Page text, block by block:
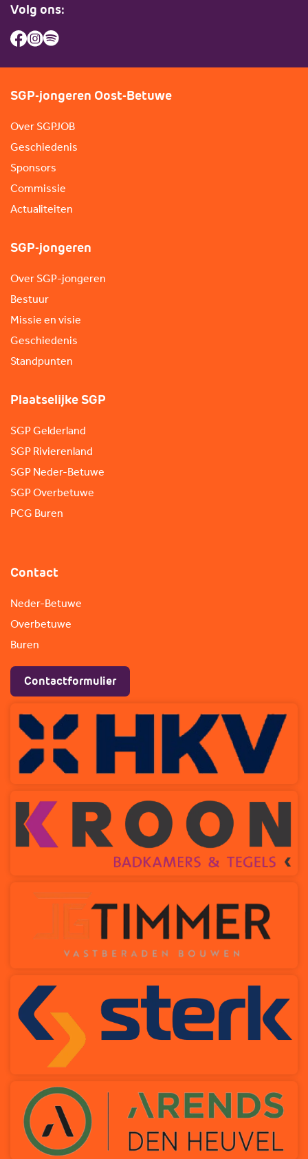
Volg ons:
SGP-jongeren Oost-Betuwe
Over SGPJOB
Geschiedenis
Sponsors
Commissie
Actualiteiten
SGP-jongeren
Over SGP-jongeren
Bestuur
Missie en visie
Geschiedenis
Standpunten
Plaatselijke SGP
SGP Gelderland
SGP Rivierenland
SGP Neder-Betuwe
SGP Overbetuwe
PCG Buren
Contact
Neder-Betuwe
Overbetuwe
Buren
Contactformulier